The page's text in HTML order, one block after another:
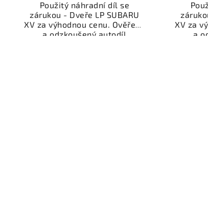
Použitý náhradní díl se
zárukou - Dveře LP SUBARU
XV za výhodnou cenu. Ověřený
a odzkoušený autodíl
XV za
a